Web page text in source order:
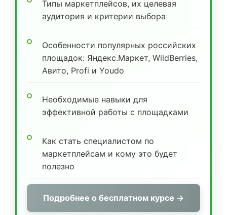
Типы маркетплейсов, их целевая
аудитория и критерии выбора
Особенности популярных российских
площадок: Яндекс.Маркет, WildBerries,
Авито, Profi и Youdo
Необходимые навыки для
эффективной работы с площадками
Как стать специалистом по
маркетплейсам и кому это будет
полезно
Подробнее о бесплатном курсе →